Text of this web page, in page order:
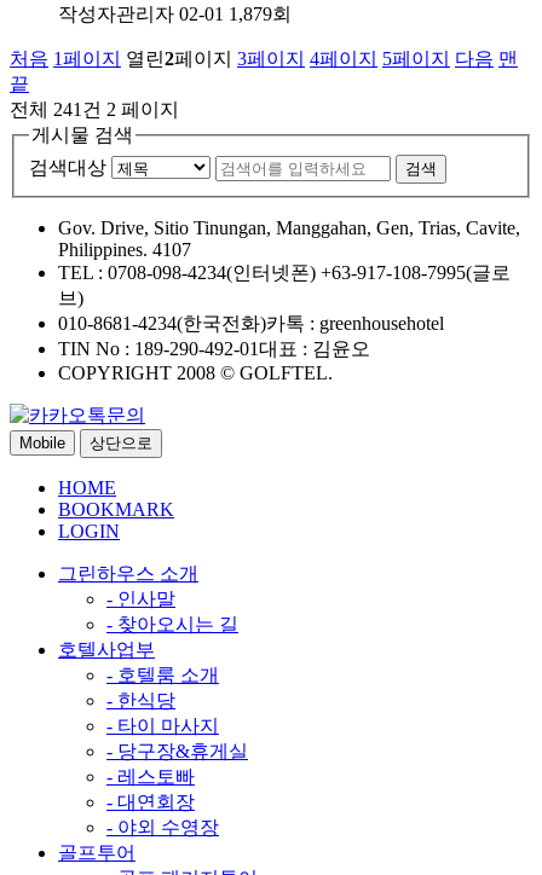
작성자관리자 02-01 1,879회
처음 1페이지 열린2페이지 3페이지 4페이지 5페이지 다음 맨
끝
전체 241건 2 페이지
게시물 검색
검색대상
검색
Gov. Drive, Sitio Tinungan, Manggahan, Gen, Trias, Cavite,
Philippines. 4107
TEL : 0708-098-4234(인터넷폰) +63-917-108-7995(글로
브)
010-8681-4234(한국전화)카톡 : greenhousehotel
TIN No : 189-290-492-01대표 : 김윤오
COPYRIGHT 2008 © GOLFTEL.
Mobile 상단으로
HOME
BOOKMARK
LOGIN
그린하우스 소개
- 인사말
- 찾아오시는 길
호텔사업부
- 호텔룸 소개
- 한식당
- 타이 마사지
- 당구장&휴게실
- 레스토빠
- 대연회장
- 야외 수영장
골프투어